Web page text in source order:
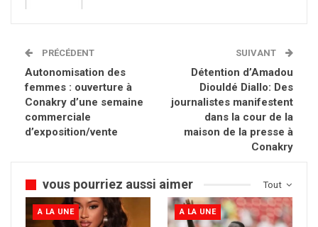
PRÉCÉDENT
Autonomisation des
femmes : ouverture à
Conakry d’une semaine
commerciale
d’exposition/vente
SUIVANT
Détention d’Amadou
Diouldé Diallo: Des
journalistes manifestent
dans la cour de la
maison de la presse à
Conakry
Tout
vous pourriez aussi aimer
A LA UNE A LA UNE